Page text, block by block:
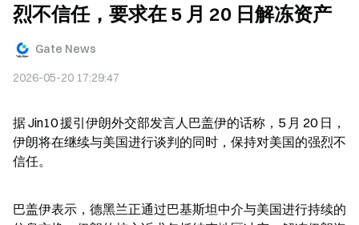
烈不信任，要求在 5 月 20 日解冻资产
Gate News
2026-05-20 17:29:47
据 Jin10 援引伊朗外交部发言人巴盖伊的话称，5 月 20 日，
伊朗将在继续与美国进行谈判的同时，保持对美国的强烈不
信任。
巴盖伊表示，德黑兰正通过巴基斯坦中介与美国进行持续的